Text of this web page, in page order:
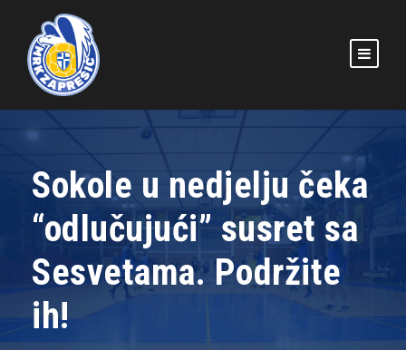
Sokole u nedjelju čeka
“odlučujući” susret sa
Sesvetama. Podržite
ih!